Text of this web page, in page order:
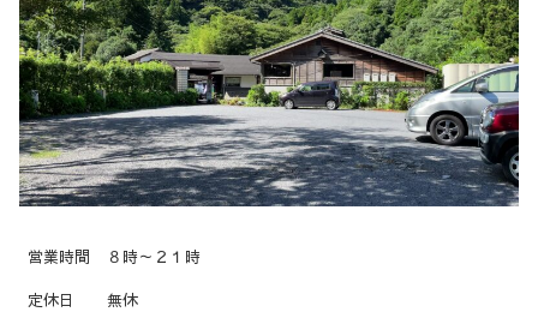
営業時間 ８時～２１時
定休日 無休